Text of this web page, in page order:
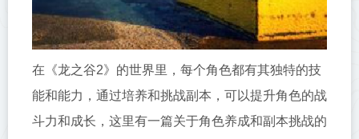
在《龙之谷2》的世界里，每个角色都有其独特的技
能和能力，通过培养和挑战副本，可以提升角色的战
斗力和成长，这里有一篇关于角色养成和副本挑战的